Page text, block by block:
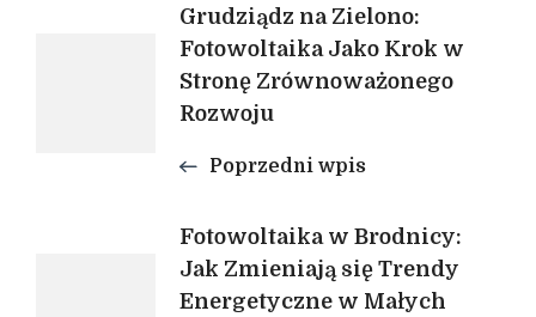
Nawigacja
wpisu
Grudziądz na Zielono:
Fotowoltaika Jako Krok w
Stronę Zrównoważonego
Rozwoju
Poprzedni wpis
Fotowoltaika w Brodnicy:
Jak Zmieniają się Trendy
Energetyczne w Małych